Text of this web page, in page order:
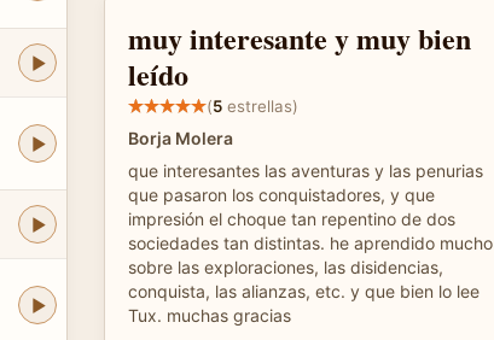
muy interesante y muy bien
leído
(5 estrellas)
Borja Molera
que interesantes las aventuras y las penurias
que pasaron los conquistadores, y que
impresión el choque tan repentino de dos
sociedades tan distintas. he aprendido mucho
sobre las exploraciones, las disidencias,
conquista, las alianzas, etc. y que bien lo lee
Tux. muchas gracias